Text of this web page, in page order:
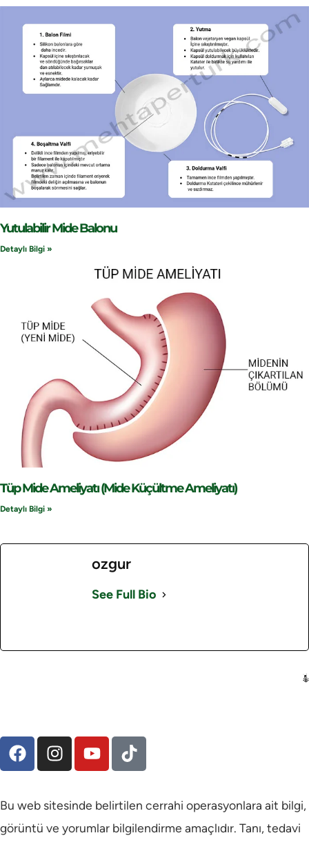
Yutulabilir Mide Balonu
Detaylı Bilgi »
Tüp Mide Ameliyatı (Mide Küçültme Ameliyatı)
Detaylı Bilgi »
ozgur
See Full Bio
Bu web sitesinde belirtilen cerrahi operasyonlara ait bilgi,
görüntü ve yorumlar bilgilendirme amaçlıdır. Tanı, tedavi